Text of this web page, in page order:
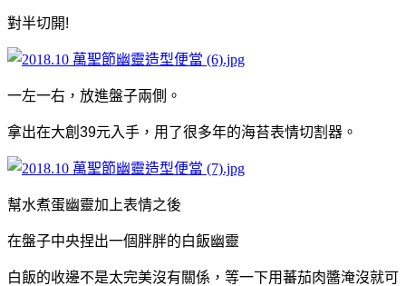
對半切開!
一左一右，放進盤子兩側。
拿出在大創39元入手，用了很多年的海苔表情切割器。
幫水煮蛋幽靈加上表情之後
在盤子中央捏出一個胖胖的白飯幽靈
白飯的收邊不是太完美沒有關係，等一下用蕃茄肉醬淹沒就可